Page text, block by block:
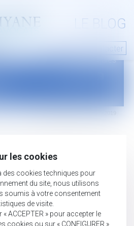
LE BLOG
Nous contacter
Cedex
Mentions légales
les cookies
des cookies techniques pour
du site, nous utilisons
soumis à votre consentement
de visite.
ACCEPTER » pour accepter le
cookies ou sur « CONFIGURER »